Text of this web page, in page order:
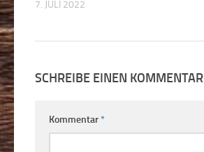
7. JULI 2022
SCHREIBE EINEN KOMMENTAR
Kommentar*